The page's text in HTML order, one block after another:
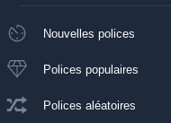
Nouvelles polices
Polices populaires
Polices aléatoires